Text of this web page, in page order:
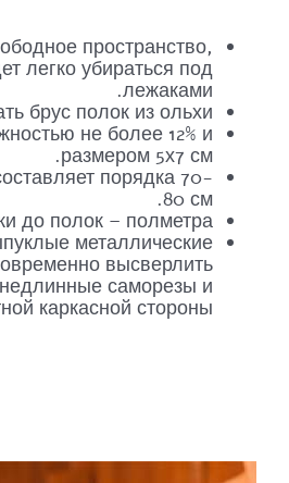
пространство,
легко убираться под
лежаками.
брус полок из ольхи.
не более 12% и
размером 5х7 см.
порядка 70-
80 см.
до полок – полметра.
металлические
высверлить
саморезы и
каркасной стороны.